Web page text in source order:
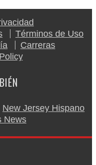
Términos de Uso
Carreras
New Jersey Hispano
News